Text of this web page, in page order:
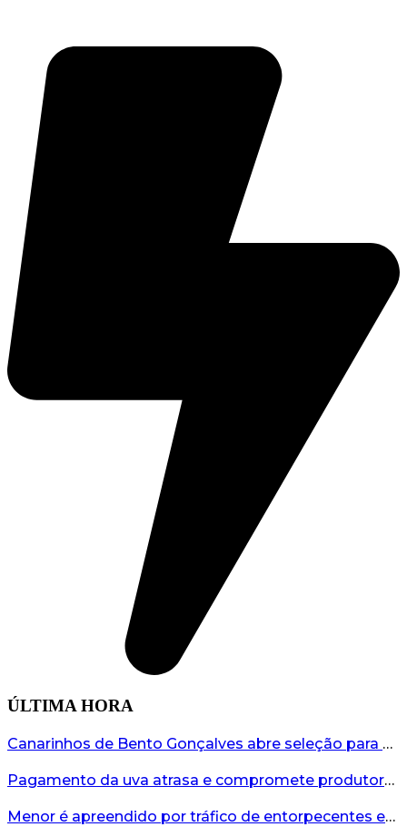
ÚLTIMA HORA
Canarinhos de Bento Gonçalves abre seleção para novos integrantes...
Pagamento da uva atrasa e compromete produtores...
Menor é apreendido por tráfico de entorpecentes em Veranópolis...